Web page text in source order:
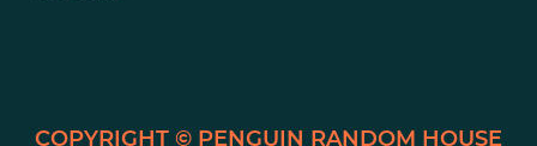
PENGUIN RANDOM HOUSE